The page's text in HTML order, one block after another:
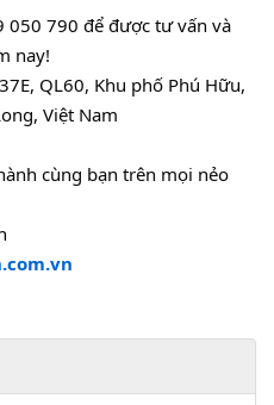
050 790 để được tư vấn và
nay!
QL60, Khu phố Phú Hữu,
Việt Nam
cùng bạn trên mọi nẻo